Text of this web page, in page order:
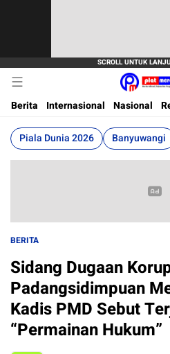
Plat
Berita Terkini, Akurat,
Berita
Internasional Nasional
Piala Dunia 2026 Banyuwangi
BERITA
Sidang Dugaan
Padangsidimpuan
Kadis PMD Sebut
“Permainan Hukum”